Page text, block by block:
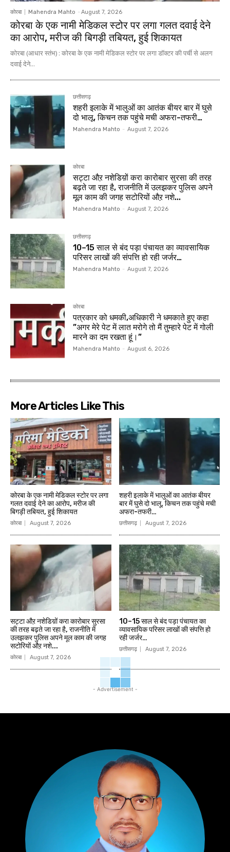
कोरबा Mahendra Mahto - August 7, 2026
कोरबा के एक नामी मेडिकल स्टोर पर लगा गलत दवाई देने
का आरोप, मरीज की बिगड़ी तबियत, हुई शिकायत
कोरबा (आधार स्तंभ) : कोरबा के एक नामी मेडिकल स्टोर पर लगा डॉक्टर की पर्ची से अलग
दवाई देने...
छत्तीसगढ़
शहरी इलाके में भालुओं का आतंक बीयर बार में घुसे
दो भालू, किचन तक पहुंचे मची अफरा-तफरी…
Mahendra Mahto - August 7, 2026
कोरबा
सट्टा औऱ नशेडिय़ों करा कारोबार सुरसा की तरह
बढ़ते जा रहा है, राजनीति में उलझकर पुलिस अपने
मूल काम की जगह सटोरियों औऱ नशे...
Mahendra Mahto - August 7, 2026
छत्तीसगढ़
10–15 साल से बंद पड़ा पंचायत का व्यावसायिक
परिसर लाखों की संपत्ति हो रही जर्जर…
Mahendra Mahto - August 7, 2026
कोरबा
पत्रकार को धमकी,अधिकारी ने धमकाते हुए कहा
”अगर मेरे पेट में लात मरोगे तो मैं तुम्हारे पेट में गोली
मारने का दम रखता हूं।”
Mahendra Mahto - August 6, 2026
More Articles Like This
कोरबा के एक नामी मेडिकल स्टोर पर लगा
गलत दवाई देने का आरोप, मरीज की
बिगड़ी तबियत, हुई शिकायत
कोरबा August 7, 2026
शहरी इलाके में भालुओं का आतंक बीयर
बार में घुसे दो भालू, किचन तक पहुंचे मची
अफरा-तफरी…
छत्तीसगढ़ August 7, 2026
सट्टा औऱ नशेडिय़ों करा कारोबार सुरसा
की तरह बढ़ते जा रहा है, राजनीति में
उलझकर पुलिस अपने मूल काम की जगह
सटोरियों औऱ नशे...
कोरबा August 7, 2026
10–15 साल से बंद पड़ा पंचायत का
व्यावसायिक परिसर लाखों की संपत्ति हो
रही जर्जर…
छत्तीसगढ़ August 7, 2026
- Advertisement -